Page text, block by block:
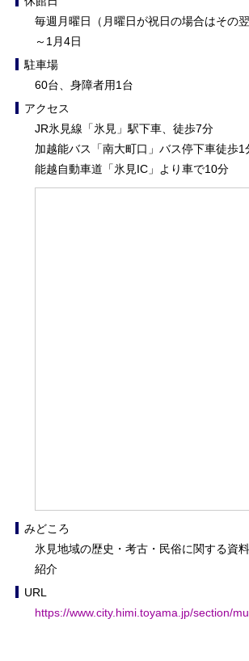
毎週月曜日（月曜日が祝日の場合はその
～1月4日
駐車場
60台、身障者用1台
アクセス
JR氷見線「氷見」駅下車、徒歩7分
加越能バス「南大町口」バス停下車徒歩1
能越自動車道「氷見IC」より車で10分
みどころ
氷見地域の歴史・考古・民俗に関する資
紹介
URL
https://www.city.himi.toyama.jp/section/